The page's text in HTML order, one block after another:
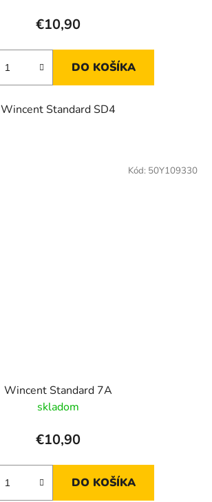
€10,90
DO KOŠÍKA
Wincent Standard SD4
Wincent Standard 7A
skladom
€10,90
DO KOŠÍKA
Kód: 50Y109330